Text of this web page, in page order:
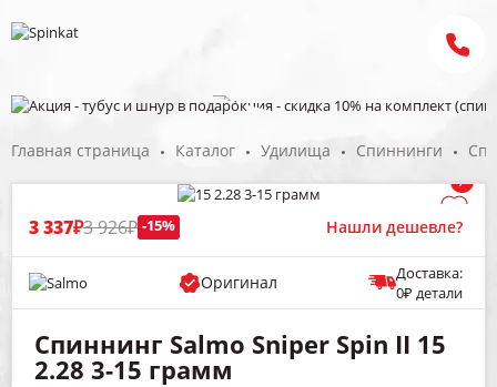
Главная страница Каталог Удилища Спиннинги
/
3 337₽3 926₽ -15% Нашли дешевле?
Оригинал
Доставка:
0₽ детали
Спиннинг Salmo Sniper Spin II 15
2.28 3-15 грамм